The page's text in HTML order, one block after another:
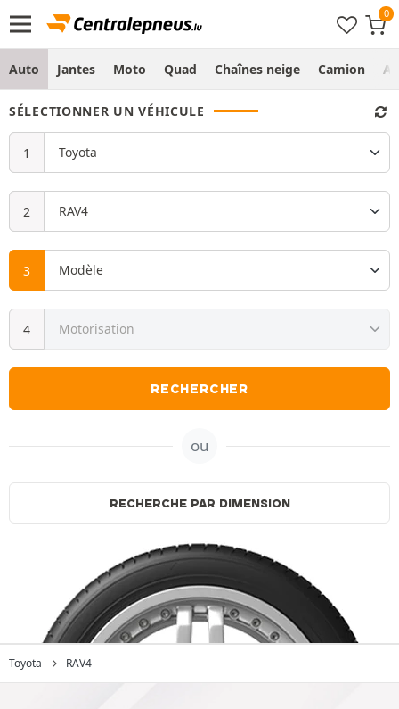
Auto Jantes Moto Quad Chaînes neige Camion
SÉLECTIONNER UN VÉHICULE
RECHERCHER
ou
RECHERCHE PAR DIMENSION
Toyota RAV4